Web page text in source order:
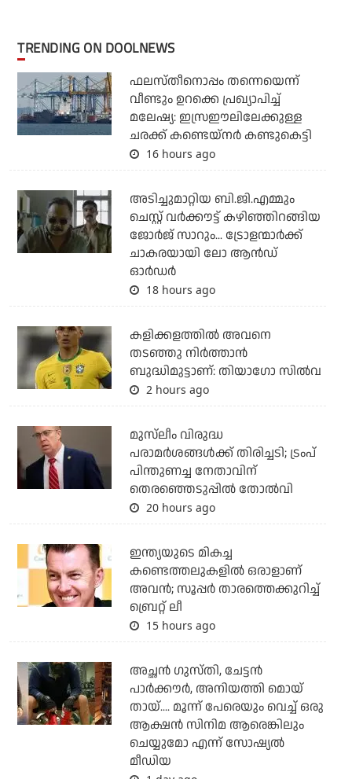
TRENDING ON DOOLNEWS
ഫലസ്തീനൊപ്പം തന്നെയെന്ന്
വീണ്ടും ഉറക്കെ പ്രഖ്യാപിച്ച്
മലേഷ്യ: ഇസ്രഈലിലേക്കുള്ള
ചരക്ക് കണ്ടെയ്‌നര്‍ കണ്ടുകെട്ടി
16 hours ago
അടിച്ചുമാറ്റിയ ബി.ജി.എമ്മും
ചെസ്റ്റ് വര്‍ക്കൗട്ട് കഴിഞ്ഞിറങ്ങിയ
ജോര്‍ജ് സാറും... ട്രോളന്മാര്‍ക്ക്
ചാകരയായി ലോ ആന്‍ഡ്
ഓര്‍ഡര്‍
18 hours ago
കളിക്കളത്തില്‍ അവനെ
തടഞ്ഞു നിര്‍ത്താന്‍
ബുദ്ധിമുട്ടാണ്: തിയാഗോ സില്‍വ
2 hours ago
മുസ്‌ലീം വിരുദ്ധ
പരാമര്‍ശങ്ങള്‍ക്ക് തിരിച്ചടി; ട്രംപ്
പിന്തുണച്ച നേതാവിന്
തെരഞ്ഞെടുപ്പില്‍ തോല്‍വി
20 hours ago
ഇന്ത്യയുടെ മികച്ച
കണ്ടെത്തലുകളില്‍ ഒരാളാണ്
അവന്‍; സൂപ്പര്‍ താരത്തെക്കുറിച്ച്
ബ്രെറ്റ് ലീ
15 hours ago
അച്ഛന്‍ ഗുസ്തി, ചേട്ടന്‍
പാര്‍ക്കൗര്‍, അനിയത്തി മൊയ്
തായ്.... മൂന്ന് പേരെയും വെച്ച് ഒരു
ആക്ഷന്‍ സിനിമ ആരെങ്കിലും
ചെയ്യുമോ എന്ന് സോഷ്യല്‍
മീഡിയ